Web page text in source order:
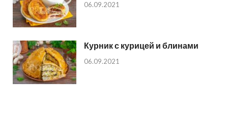
06.09.2021
Курник с курицей и блинами
06.09.2021